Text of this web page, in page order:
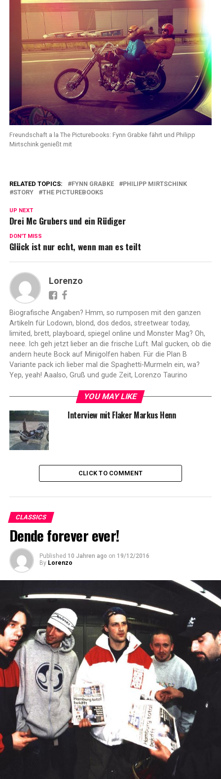
Freundschaft a la The Picturebooks: Fynn Grabke fährt und Philipp
Mirtschink genießt mit
RELATED TOPICS: FYNN GRABKE
PHILIPP MIRTSCHINK
STORY
THE PICTUREBOOKS
UP NEXT
Drei Mc Grubers und ein Rüdiger
DON'T MISS
Glück ist nur echt, wenn man es teilt
Lorenzo
Biografische Angaben? Hmm, so rumposen mit den ganzen
Artikeln für Lodown, blond, dos dedos, streetwear today,
limited, brett, playboard, spiegel online und Monster Mag? Oh,
neee. Ich geh jetzt lieber an die frische Luft. Mal gucken, ob die
andern heute Bock auf Minigolfen haben. Für die Plan B
Variante pack ich lieber mal die Spaghetti-Murmeln ein, wa?
Yep, yeah! Aaalso, Gruß und gude Zeit, Lorenzo Taurino
YOU MAY LIKE
Interview mit Flaker Markus Henn
CLICK TO COMMENT
CLASSICS
Dende forever ever!
Published 10 Jahren ago on 19/12/2016
By Lorenzo